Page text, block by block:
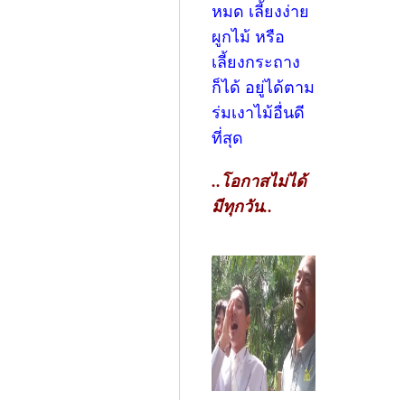
หมด เลี้ยงง่าย
ผูกไม้ หรือ
เลี้ยงกระถาง
ก็ได้ อยู่ได้ตาม
ร่มเงาไม้อื่นดี
ที่สุด
..โอกาสไม่ได้
มีทุกวัน..